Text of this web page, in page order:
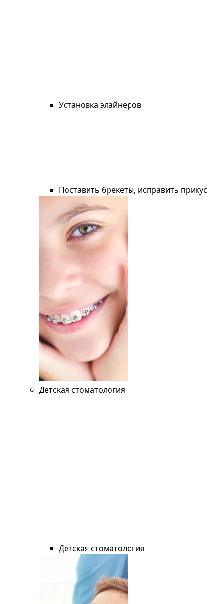
Установка элайнеров
Поставить брекеты, исправить прикус
Детская стоматология
Детская стоматология